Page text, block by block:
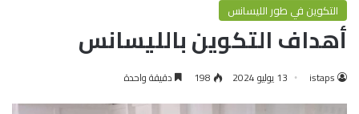
التكوين في طور الليسانس
أهداف التكوين بالليسانس
istaps 13 يوليو 2024 198 دقيقة واحدة